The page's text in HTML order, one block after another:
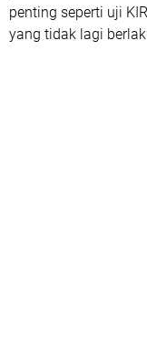
penting seperti uji
yang tidak lagi